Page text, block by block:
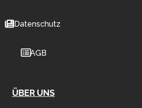
Datenschutz
AGB
ÜBER UNS